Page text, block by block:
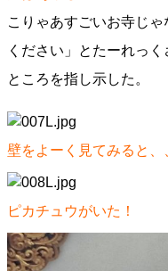
こりゃあすごいお寺じ
ください」とたーれっ
ところを指し示した。
壁をよーく見てみると、
ピカチュウがいた！